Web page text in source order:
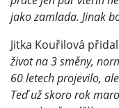
jako zamlada. Jinak
Jitka Kouřilová
život na 3 směny,
60 letech projevilo,
Teď už skoro rok